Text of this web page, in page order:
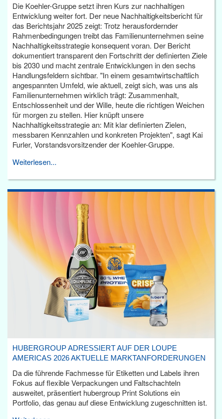
Die Koehler-Gruppe setzt ihren Kurs zur nachhaltigen
Entwicklung weiter fort. Der neue Nachhaltigkeitsbericht für
das Berichtsjahr 2025 zeigt: Trotz herausfordernder
Rahmenbedingungen treibt das Familienunternehmen seine
Nachhaltigkeitsstrategie konsequent voran. Der Bericht
dokumentiert transparent den Fortschritt der definierten Ziele
bis 2030 und macht zentrale Entwicklungen in den sechs
Handlungsfeldern sichtbar. "In einem gesamtwirtschaftlich
angespannten Umfeld, wie aktuell, zeigt sich, was uns als
Familienunternehmen wirklich trägt: Zusammenhalt,
Entschlossenheit und der Wille, heute die richtigen Weichen
für morgen zu stellen. Hier knüpft unsere
Nachhaltigkeitsstrategie an: Mit klar definierten Zielen,
messbaren Kennzahlen und konkreten Projekten", sagt Kai
Furler, Vorstandsvorsitzender der Koehler-Gruppe.
Weiterlesen...
HUBERGROUP ADRESSIERT AUF DER LOUPE
AMERICAS 2026 AKTUELLE MARKTANFORDERUNGEN
Da die führende Fachmesse für Etiketten und Labels ihren
Fokus auf flexible Verpackungen und Faltschachteln
ausweitet, präsentiert hubergroup Print Solutions ein
Portfolio, das genau auf diese Entwicklung zugeschnitten ist.